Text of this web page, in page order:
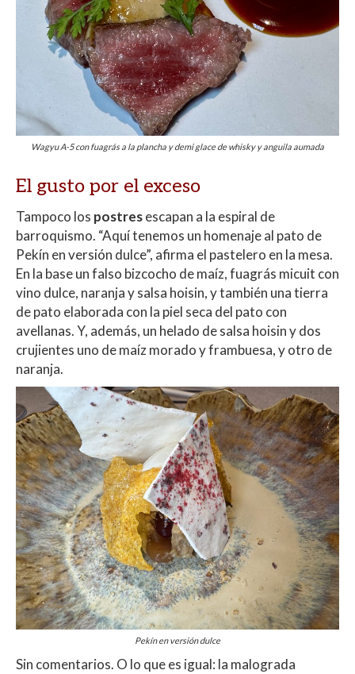
Wagyu A-5 con fuagrás a la plancha y demi glace de whisky y anguila aumada
El gusto por el exceso
Tampoco los postresescapan a la espiral de
barroquismo. “Aquí tenemos un homenaje al pato de
Pekín en versión dulce”, afirma el pastelero en la mesa.
En la base un falso bizcocho de maíz, fuagrás micuit con
vino dulce, naranja y salsa hoisin, y también una tierra
de pato elaborada con la piel seca del pato con
avellanas. Y, además, un helado de salsa hoisin y dos
crujientes uno de maíz morado y frambuesa, y otro de
naranja.
Pekín en versión dulce
Sin comentarios. O lo que es igual: la malograda